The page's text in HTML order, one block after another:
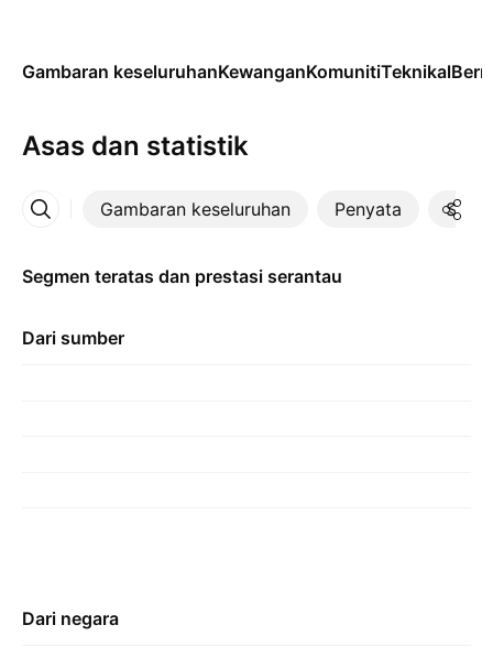
Gambaran keseluruhanKewanganKomunitiTeknikal
Asas dan statistik
Gambaran keseluruhan Penyata
Lebih
Segmen teratas dan prestasi serantau
Dari sumber
Dari negara